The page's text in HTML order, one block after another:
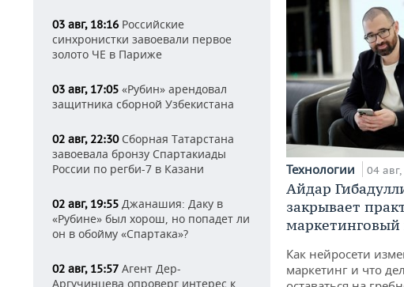
03 авг, 18:16 Российские
синхронистки завоевали первое
золото ЧЕ в Париже
03 авг, 17:05 «Рубин» арендовал
защитника сборной Узбекистана
02 авг, 22:30Сборная Татарстана
завоевала бронзу Спартакиады
России по регби-7 в Казани
02 авг, 19:55 Джанашия: Даку в
«Рубине» был хорош, но попадет ли
он в обойму «Спартака»?
02 авг, 15:57 Агент Дер-
Аргучинцева опроверг интерес к
Технологии 04
Айдар
закрывает
маркетинговый
Как нейросети
маркетинг и что